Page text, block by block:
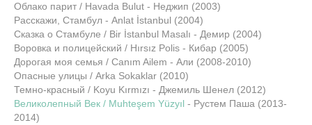
Облако парит / Havada Bulut - Неджип (2003)
Расскажи, Стамбул - Anlat İstanbul (2004)
Сказка о Стамбуле / Bir İstanbul Masalı - Демир (2004)
Воровка и полицейский / Hırsız Polis - Кибар (2005)
Дорогая моя семья / Canım Ailem - Али (2008-2010)
Опасные улицы / Arka Sokaklar (2010)
Темно-красный / Koyu Kırmızı - Джемиль Шенел (2012)
Великолепный Век / Muhteşem Yüzyıl - Рустем Паша (2013-
2014)